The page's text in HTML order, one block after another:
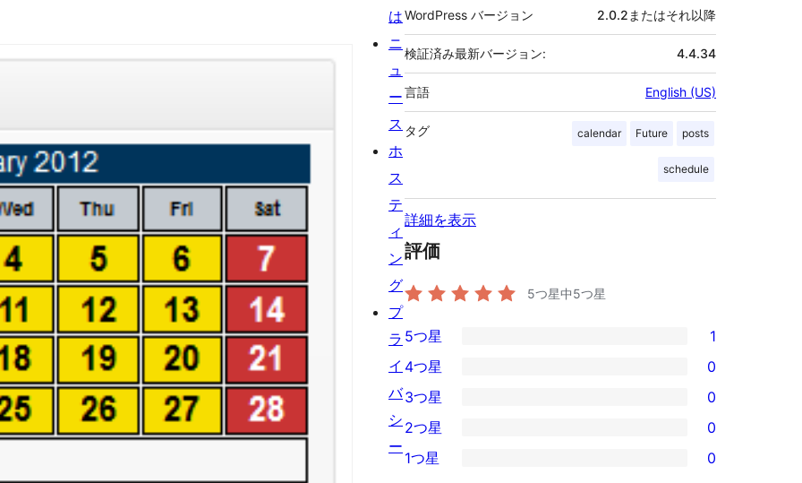
WordPress バージョン 2.0.2またはそれ以降
検証済み最新バージョン: 4.4.34
言語 English (US)
タグ calendar Future posts
schedule
詳細を表示
評価
5つ星中5つ星
1
5-
星
レ
ビ
5つ星 1
4-
星
レ
4つ星 0
0
3-
星
3つ星 0
2-
2つ星 0
1つ星 0
は
ニ
ュ
ー
ス
ホ
ス
テ
ィ
ン
グ
プ
ラ
イ
バ
シ
ー